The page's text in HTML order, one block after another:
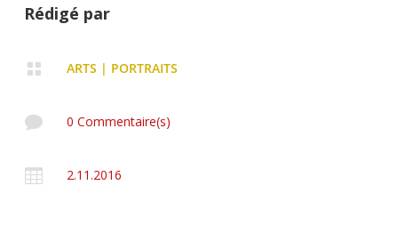
Rédigé par
 ARTS | PORTRAITS
 0 Commentaire(s)
 2.11.2016